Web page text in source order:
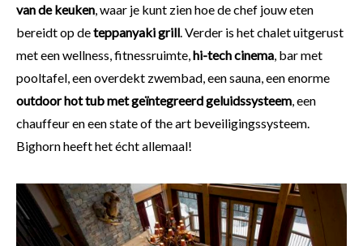
van de keuken, waar je kunt zien hoe de chef jouw eten
bereidt op deteppanyaki grill. Verder is het chalet uitgerust
met een wellness, fitnessruimte,hi-tech cinema, bar met
pooltafel, een overdekt zwembad, een sauna, een enorme
outdoor hot tub met geïntegreerd geluidssysteem, een
chauffeur en een state of the art beveiligingssysteem.
Bighorn heeft het écht allemaal!